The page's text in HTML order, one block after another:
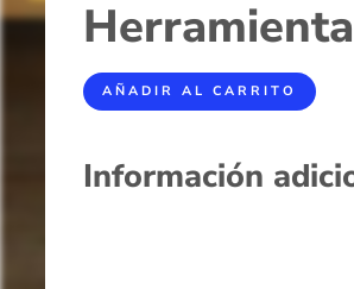
AÑADIR AL CARRITO
Información